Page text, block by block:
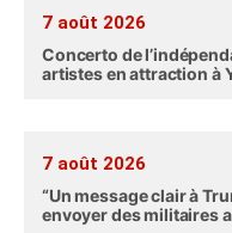
7 août 2026
Concerto de
artistes en attraction à
7 août 2026
“Un message clair à
envoyer des militaires